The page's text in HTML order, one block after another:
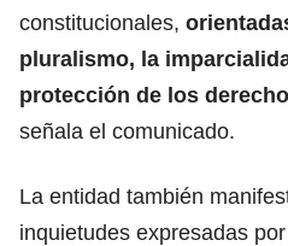
constitucionales,
pluralismo, la
protección de los
señala el comunicado.
La entidad también
inquietudes expresadas